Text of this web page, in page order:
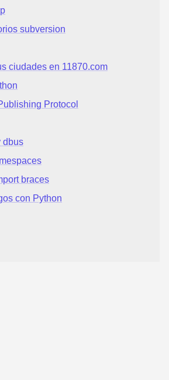
subversion
ciudades en 11870.com
Protocol
dbus
braces
con Python